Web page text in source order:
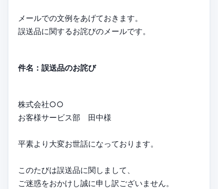
メールでの文例をあげておきます。
誤送品に関するお詫びのメールです。
件名：誤送品のお詫び
株式会社○○
お客様サービス部 田中様
平素より大変お世話になっております。
このたびは誤送品に関しまして、
ご迷惑をおかけし誠に申し訳ございません。